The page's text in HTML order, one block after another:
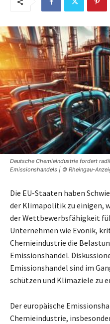
Deutsche Chemieindustrie fordert
Emissionshandels | © Rheingau-
Die EU-Staaten haben
der Klimapolitik zu einigen,
der Wettbewerbsfähigkeit
Unternehmen wie Evonik,
Chemieindustrie die
Emissionshandel.
Emissionshandel sind im
schützen und Klimaziele zu
Der europäische
Chemieindustrie,